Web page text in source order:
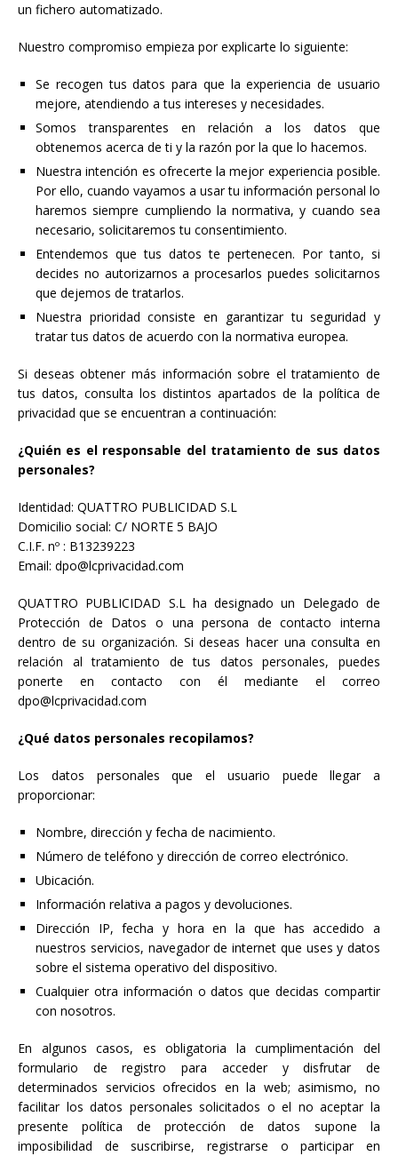
un fichero automatizado.
Nuestro compromiso empieza por explicarte lo siguiente:
Se recogen tus datos para que la experiencia de usuario
mejore, atendiendo a tus intereses y necesidades.
Somos transparentes en relación a los datos que
obtenemos acerca de ti y la razón por la que lo hacemos.
Nuestra intención es ofrecerte la mejor experiencia posible.
Por ello, cuando vayamos a usar tu información personal lo
haremos siempre cumpliendo la normativa, y cuando sea
necesario, solicitaremos tu consentimiento.
Entendemos que tus datos te pertenecen. Por tanto, si
decides no autorizarnos a procesarlos puedes solicitarnos
que dejemos de tratarlos.
Nuestra prioridad consiste en garantizar tu seguridad y
tratar tus datos de acuerdo con la normativa europea.
Si deseas obtener más información sobre el tratamiento de
tus datos, consulta los distintos apartados de la política de
privacidad que se encuentran a continuación:
¿Quién es el responsable del tratamiento de sus datos
personales?
Identidad: QUATTRO PUBLICIDAD S.L
Domicilio social: C/ NORTE 5 BAJO
C.I.F. nº : B13239223
Email: dpo@lcprivacidad.com
QUATTRO PUBLICIDAD S.L ha designado un Delegado de
Protección de Datos o una persona de contacto interna
dentro de su organización. Si deseas hacer una consulta en
relación al tratamiento de tus datos personales, puedes
ponerte en contacto con él mediante el correo
dpo@lcprivacidad.com
¿Qué datos personales recopilamos?
Los datos personales que el usuario puede llegar a
proporcionar:
Nombre, dirección y fecha de nacimiento.
Número de teléfono y dirección de correo electrónico.
Ubicación.
Información relativa a pagos y devoluciones.
Dirección IP, fecha y hora en la que has accedido a
nuestros servicios, navegador de internet que uses y datos
sobre el sistema operativo del dispositivo.
Cualquier otra información o datos que decidas compartir
con nosotros.
En algunos casos, es obligatoria la cumplimentación del
formulario de registro para acceder y disfrutar de
determinados servicios ofrecidos en la web; asimismo, no
facilitar los datos personales solicitados o el no aceptar la
presente política de protección de datos supone la
imposibilidad de suscribirse, registrarse o participar en